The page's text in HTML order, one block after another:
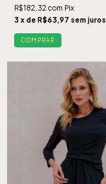
R$182,32 com Pix
3 x de R$63,97 sem juros
COMPRAR